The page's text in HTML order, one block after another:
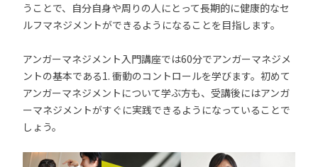
うことで、自分自身や周りの人にとって長期的に健康的なセ
ルフマネジメントができるようになることを目指します。
アンガーマネジメント入門講座では60分でアンガーマネジメ
ントの基本である1. 衝動のコントロールを学びます。初めて
アンガーマネジメントについて学ぶ方も、受講後にはアンガ
ーマネジメントがすぐに実践できるようになっていることで
しょう。